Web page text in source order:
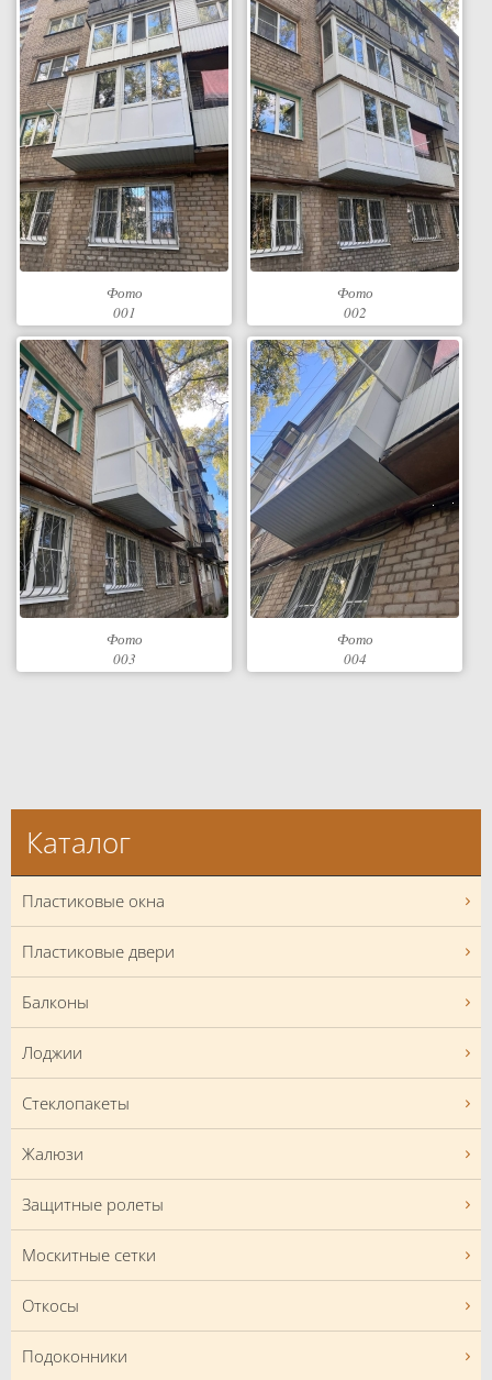
Фото
001
Фото
002
Фото
003
Фото
004
Каталог
Пластиковые окна
Пластиковые двери
Балконы
Лоджии
Стеклопакеты
Жалюзи
Защитные ролеты
Москитные сетки
Откосы
Подоконники